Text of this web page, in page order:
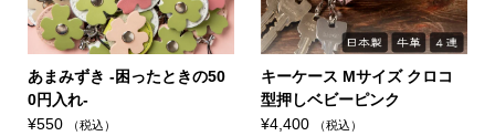
あまみずき -困ったときの50
0円入れ-
¥550 （税込）
キーケース Mサイズ クロコ
型押しベビーピンク
¥4,400 （税込）